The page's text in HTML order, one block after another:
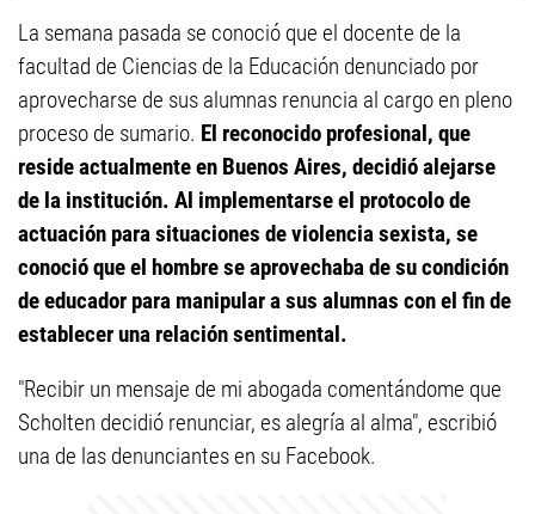
La semana pasada se conoció que el docente de la
facultad de Ciencias de la Educación denunciado por
aprovecharse de sus alumnas renuncia al cargo en pleno
proceso de sumario. El reconocido profesional, que
reside actualmente en Buenos Aires, decidió alejarse
de la institución. Al implementarse el protocolo de
actuación para situaciones de violencia sexista, se
conoció que el hombre se aprovechaba de su condición
de educador para manipular a sus alumnas con el fin de
establecer una relación sentimental.
"Recibir un mensaje de mi abogada comentándome que
Scholten decidió renunciar, es alegría al alma", escribió
una de las denunciantes en su Facebook.